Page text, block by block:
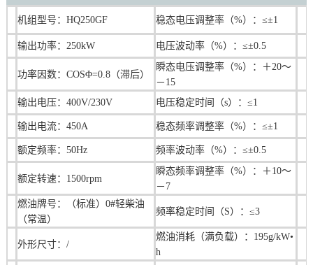
机组型号：HQ250GF 稳态电压调整率（%）：≤±1
输出功率： 250kW 电压波动率（%）：≤±0.5
功率因数：COSΦ=0.8（滞后）
瞬态电压调整率（%）：＋20～
－15
输出电压：400V/230V
电压稳定时间（s）：≤1
输出电流：450A 稳态频率调整率（%）：≤±1
额定频率：50Hz 频率波动率（%）：≤±0.5
额定转速：1500rpm
瞬态频率调整率（%）：＋10～
－7
燃油牌号：（标准）0#轻柴油
（常温）
频率稳定时间（S）：≤3
外形尺寸：/
燃油消耗（满负载）：195g/kW•
h